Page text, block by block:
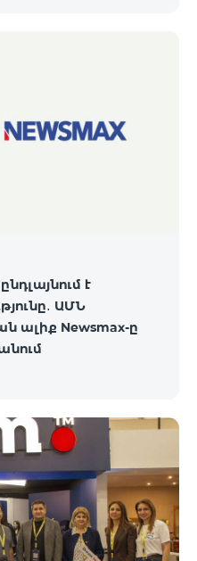
է
ԱՄՆ
Newsmax-ը